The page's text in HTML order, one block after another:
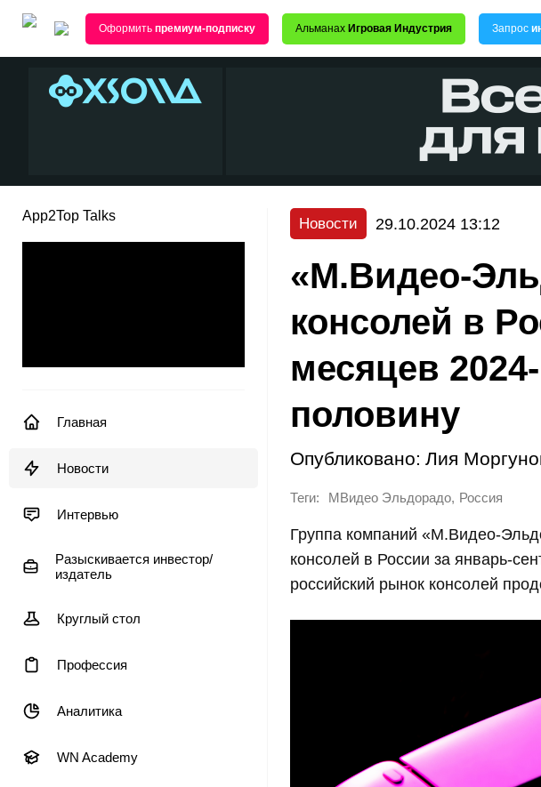
Оформить премиум-подписку Альманах Игровая Индустрия Запрос
App2Top Talks
Главная
Новости
Интервью
Разыскивается инвестор/
издатель
Круглый стол
Профессия
Аналитика
WN Academy
Новости 29.10.2024 13:12
«М.Видео-
консолей в
месяцев
половину
Опубликовано: Лия
Теги: MВидео Эльдорадо, Россия
Группа компаний «М.Видео-
консолей в России за январь-
российский рынок консолей